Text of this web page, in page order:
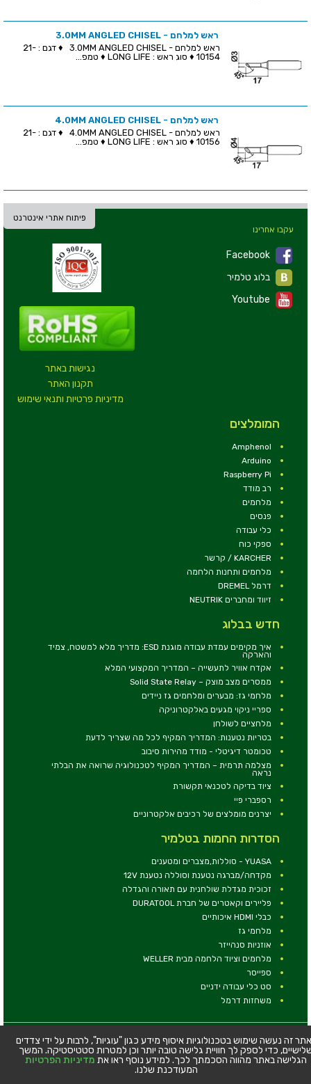
ראש למלחם - 3.0MM ANGLED CHISEL
ראש למלחם - 3.0MM ANGLED CHISEL ♦ דגם : 21-
10154 ♦ סוג ראש : LONG LIFE ♦ טמפ...
ראש למלחם - 4.0MM ANGLED CHISEL
ראש למלחם - 4.0MM ANGLED CHISEL ♦ דגם : 21-
10156 ♦ סוג ראש : LONG LIFE ♦ טמפ...
פיתוח אתרי אינטרנט
נגישות באתר
תקנון האתר
מדיניות פרטיות ותנאי שימוש
עקבו אחרינו
Facebook
Youtube
המומלצים
Amphenol
Arduino
Raspberry Pi
רב מודד
מלחמים
פנסים
כלי עבודה
ספקי כוח
KARCHER / קרשר
מלחמים ותחנות הלחמה
דרמל DREMEL
זיווד ומחברים NEUTRIK
חדש בבלוג
איך מקימים עמדת עבודה מוגנת ESD: מדריך מלא למשטח, צמיד
והארקה
אקדח אוויר לתעשייה – המדריך המקצועי המלא
ממסרים מצב מוצק – Solid State Relay
מלחמי גז: מבערים ומלחמים גז ניידים
ספריי ניקוי מגעים באלקטרוניקה
מלחציים לשולחן
בטריות נטענות: המדריך המקיף לכל מה שצריך לדעת
טכומטר דיגיטלי - מודד מהירות סיבוב
מצלמה תרמית – המדריך המקיף לטכנולוגיה שרואה את הבלתי
נראה
ציוד בדיקה לטכנאי תקשורת
רספברי פיי
יצרנים מומלצים של רכיבים אלקטרוניים
הסדרות החמות בטלמיר
YUASA - סוללות,מצברים ומטענים
מקדחה/מברגה נטענת וסוללה נטענת 12V
זכוכית מגדלת שולחנית עם תאורה והגדלה
פליירים וקאטרים של חברת DURATOOL
כבלי HDMI איכותיים
מלחמי גז
אוזניות סנהייזר
מלחמים וציוד הלחמה מבית WELLER
ספייסר
סט כלי עבודה ידניים
משחזות דרמל
© כל הזכויות שמורות - טלמיר אלקטרוניקה בע''מ
כתובת: דרך העצמאות 63, חיפה
טלפון:04-8534564
זה נעשה שימוש בטכנולוגיות איסוף מידע כגון "עוגיות", לרבות על ידי צדדים
כדי לספק לך חוויית גלישה טובה יותר וכן למטרות סטטיסטיקה. המשך
הגלישה באתר מהווה הסכמתך לכך. למידע נוסף ראו את מדיניות הפרטיות
המעודכנת שלנו.